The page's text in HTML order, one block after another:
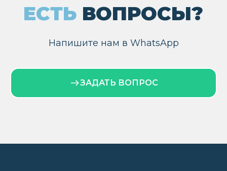
Напишите нам в WhatsApp
ЗАДАТЬ ВОПРОС